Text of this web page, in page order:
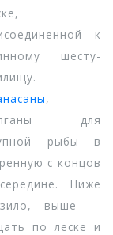
к
шесту-
,
для
рыбы в
с концов
Ниже
выше —
по леске и